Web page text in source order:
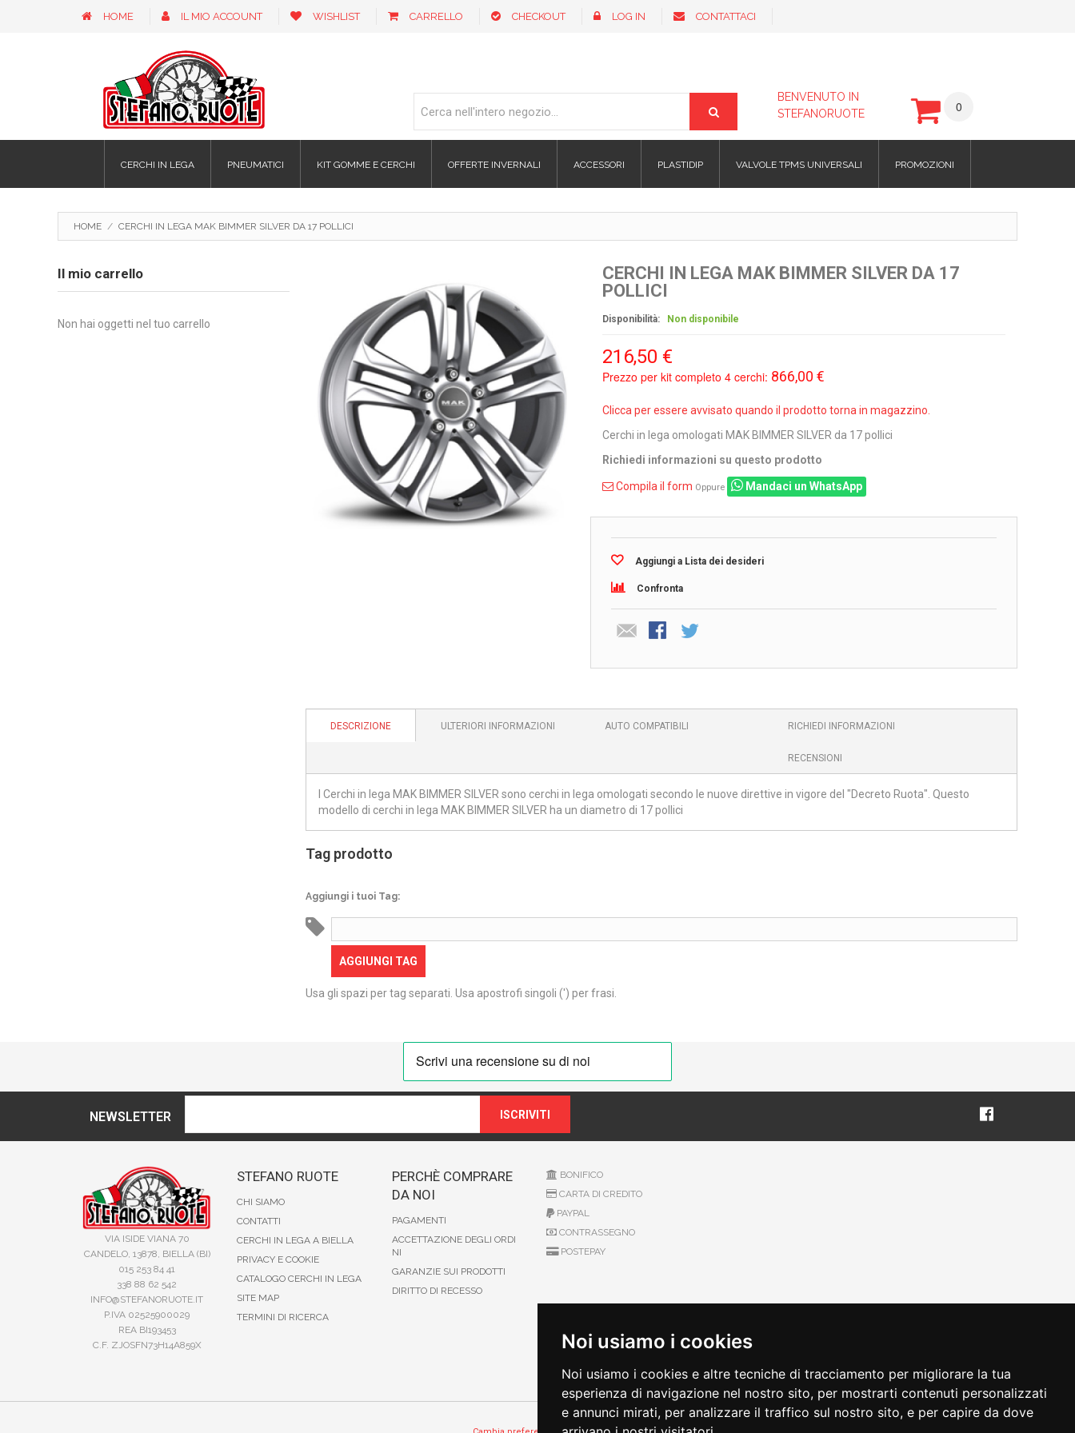
Noi usiamo i cookies
Noi usiamo i cookies e altre tecniche di tracciamento per migliorare la tua
esperienza di navigazione nel nostro sito, per mostrarti contenuti personalizzati
e annunci mirati, per analizzare il traffico sul nostro sito, e per capire da dove
HOME IL MIO ACCOUNT WISHLIST CARRELLO CHECKOUT LOG IN CONTATTACI
BENVENUTO IN
STEFANORUOTE
0
CERCHI IN LEGA PNEUMATICI KIT GOMME E CERCHI OFFERTE INVERNALI ACCESSORI PLASTIDIP VALVOLE TPMS UNIVERSALI PROMOZIONI
HOME / CERCHI IN LEGA MAK BIMMER SILVER DA 17 POLLICI
CERCHI IN LEGA MAK BIMMER SILVER DA 17
POLLICI
Disponibilità: Non disponibile
216,50 €
Prezzo per kit completo 4 cerchi: 866,00 €
Clicca per essere avvisato quando il prodotto torna in magazzino.
Cerchi in lega omologati MAK BIMMER SILVER da 17 pollici
Richiedi informazioni su questo prodotto
Compila il form Oppure Mandaci un WhatsApp
Aggiungi a Lista dei desideri
Confronta
DESCRIZIONE ULTERIORI INFORMAZIONI AUTO COMPATIBILI RICHIEDI INFORMAZIONI
RECENSIONI
I Cerchi in lega MAK BIMMER SILVER sono cerchi in lega omologati secondo le nuove direttive in vigore del "Decreto Ruota". Questo
modello di cerchi in lega MAK BIMMER SILVER ha un diametro di 17 pollici
Tag prodotto
Aggiungi i tuoi Tag:
AGGIUNGI TAG
Usa gli spazi per tag separati. Usa apostrofi singoli (') per frasi.
Il mio carrello
Non hai oggetti nel tuo carrello
NEWSLETTER ISCRIVITI
VIA ISIDE VIANA 70
CANDELO, 13878, BIELLA (BI)
015 253 84 41
338 88 62 542
INFO@STEFANORUOTE.IT
P.IVA 02525900029
REA BI193453
C.F. ZJOSFN73H14A859X
STEFANO RUOTE
CHI SIAMO
CONTATTI
CERCHI IN LEGA A BIELLA
PRIVACY E COOKIE
CATALOGO CERCHI IN LEGA
SITE MAP
TERMINI DI RICERCA
PERCHÈ COMPRARE
DA NOI
PAGAMENTI
ACCETTAZIONE DEGLI ORDI
NI
GARANZIE SUI PRODOTTI
DIRITTO DI RECESSO
BONIFICO
CARTA DI CREDITO
PAYPAL
CONTRASSEGNO
POSTEPAY